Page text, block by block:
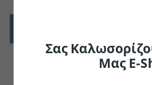
Σας
Μας E-